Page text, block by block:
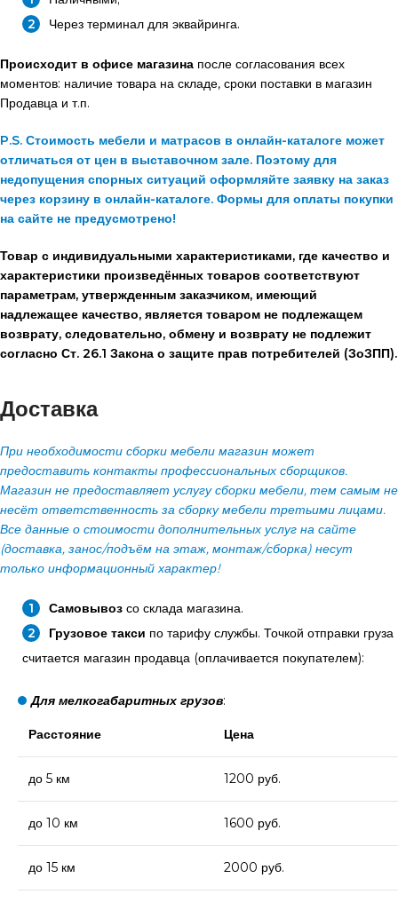
Через терминал для эквайринга.
Происходит в офисе магазина после согласования всех
моментов: наличие товара на складе, сроки поставки в магазин
Продавца и т.п.
P.S. Стоимость мебели и матрасов в онлайн-каталоге может
отличаться от цен в выставочном зале. Поэтому для
недопущения спорных ситуаций оформляйте заявку на заказ
через корзину в онлайн-каталоге. Формы для оплаты покупки
на сайте не предусмотрено!
Товар с индивидуальными характеристиками, где качество и
характеристики произведённых товаров соответствуют
параметрам, утвержденным заказчиком, имеющий
надлежащее качество, является товаром не подлежащем
возврату, следовательно, обмену и возврату не подлежит
согласно Ст. 26.1 Закона о защите прав потребителей (ЗоЗПП).
Доставка
При необходимости сборки мебели магазин может
предоставить контакты профессиональных сборщиков.
Магазин не предоставляет услугу сборки мебели, тем самым не
несёт ответственность за сборку мебели третьими лицами.
Все данные о стоимости дополнительных услуг на сайте
(доставка, занос/подъём на этаж, монтаж/сборка) несут
только информационный характер!
Самовывоз со склада магазина.
Грузовое такси по тарифу службы. Точкой отправки груза
считается магазин продавца (оплачивается покупателем):
Для мелкогабаритных грузов:
Расстояние Цена
до 5 км 1200 руб.
до 10 км 1600 руб.
до 15 км 2000 руб.